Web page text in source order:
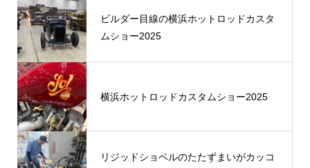
ビルダー目線の横浜ホットロッドカスタ
ムショー2025
横浜ホットロッドカスタムショー2025
リジッドショベルのたたずまいがカッコ